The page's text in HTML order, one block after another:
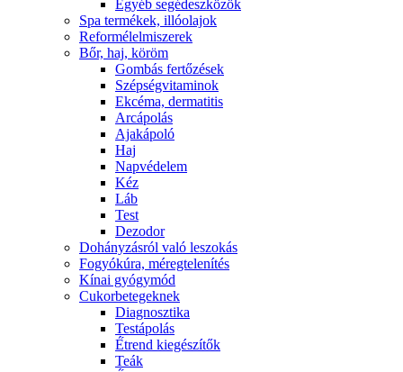
Egyéb segédeszközök
Spa termékek, illóolajok
Reformélelmiszerek
Bőr, haj, köröm
Gombás fertőzések
Szépségvitaminok
Ekcéma, dermatitis
Arcápolás
Ajakápoló
Haj
Napvédelem
Kéz
Láb
Test
Dezodor
Dohányzásról való leszokás
Fogyókúra, méregtelenítés
Kínai gyógymód
Cukorbetegeknek
Diagnosztika
Testápolás
É́trend kiegészítők
Teák